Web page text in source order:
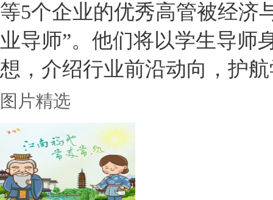
等5个企业的优秀高管被经济
业导师”。他们将以学生导师
想，介绍行业前沿动向，护
图片精选